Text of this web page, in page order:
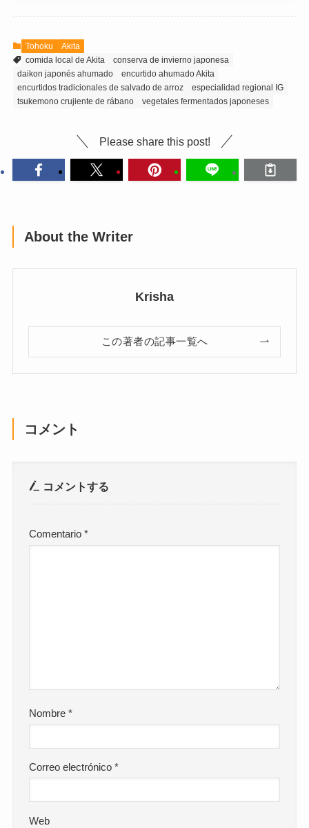
Tohoku
Akita
comida local de Akita
conserva de invierno japonesa
daikon japonés ahumado
encurtido ahumado Akita
encurtidos tradicionales de salvado de arroz
especialidad regional IG
tsukemono crujiente de rábano
vegetales fermentados japoneses
Please share this post!
About the Writer
Krisha
この著者の記事一覧へ
コメント
コメントする
Comentario*
Nombre*
Correo electrónico*
Web